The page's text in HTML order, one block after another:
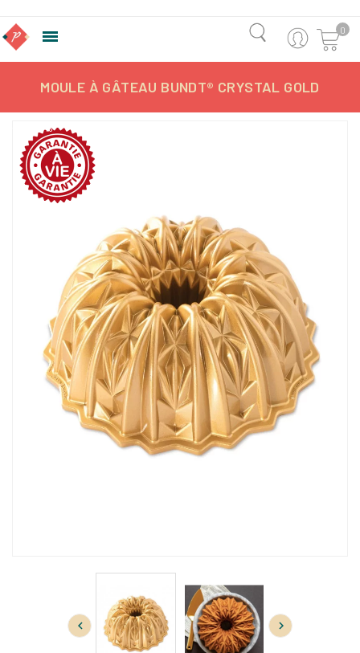
 0
MOULE À GÂTEAU BUNDT® CRYSTAL GOLD
-20,77%
 